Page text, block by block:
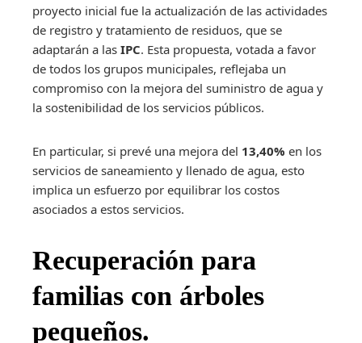
proyecto inicial fue la actualización de las actividades
de registro y tratamiento de residuos, que se
adaptarán a las IPC. Esta propuesta, votada a favor
de todos los grupos municipales, reflejaba un
compromiso con la mejora del suministro de agua y
la sostenibilidad de los servicios públicos.
En particular, si prevé una mejora del 13,40% en los
servicios de saneamiento y llenado de agua, esto
implica un esfuerzo por equilibrar los costos
asociados a estos servicios.
Recuperación para
familias con árboles
pequeños.